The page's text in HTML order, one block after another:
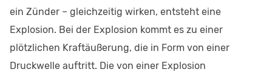
ein Zünder – gleichzeitig wirken, entsteht eine
Explosion. Bei der Explosion kommt es zu einer
plötzlichen Kraftäußerung, die in Form von einer
Druckwelle auftritt. Die von einer Explosion